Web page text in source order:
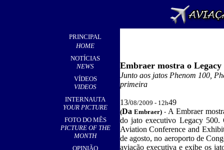
PRINCIPAL
HOME
NOTÍCIAS
NEWS
VÍDEOS
VIDEOS
INTERNAUTA
YOUR PICTURE
FOTO DO MÊS
PICTURE OF THE
MONTH
OPINIÃO
Embraer mostra o
Junto aos jatos Phenom 100,
primeira
13/08/2009 - 12h49
(DaEmbraer)-A Embraer
do jato executivo Legacy
Aviation Conference and
de agosto, no aeroporto de
aviação executiva e exibe os